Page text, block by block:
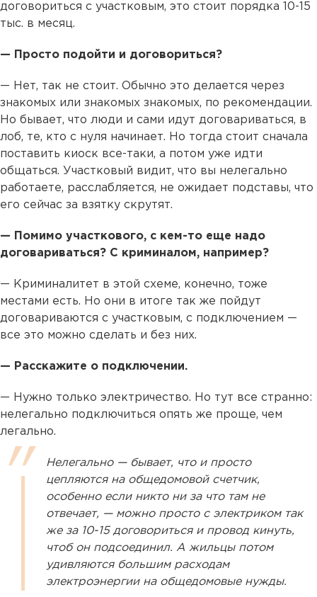
договориться с участковым, это стоит порядка 10-15
тыс. в месяц.
— Просто подойти и договориться?
— Нет, так не стоит. Обычно это делается через
знакомых или знакомых знакомых, по рекомендации.
Но бывает, что люди и сами идут договариваться, в
лоб, те, кто с нуля начинает. Но тогда стоит сначала
поставить киоск все-таки, а потом уже идти
общаться. Участковый видит, что вы нелегально
работаете, расслабляется, не ожидает подставы, что
его сейчас за взятку скрутят.
— Помимо участкового, с кем-то еще надо
договариваться? С криминалом, например?
— Криминалитет в этой схеме, конечно, тоже
местами есть. Но они в итоге так же пойдут
договариваются с участковым, с подключением —
все это можно сделать и без них.
— Расскажите о подключении.
— Нужно только электричество. Но тут все странно:
нелегально подключиться опять же проще, чем
легально.
Нелегально — бывает, что и просто
цепляются на общедомовой счетчик,
особенно если никто ни за что там не
отвечает, — можно просто с электриком так
же за 10-15 договориться и провод кинуть,
чтоб он подсоединил. А жильцы потом
удивляются большим расходам
электроэнергии на общедомовые нужды.